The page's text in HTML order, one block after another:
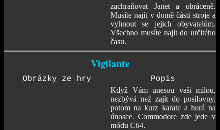
zachraňovat Janet a obráceně.
Musíte najít v domě části stroje a
vyhnout se jejich obyvatelům.
Všechno musíte najít do určitého
času.
Vigilante
Obrázky ze hry Popis
Když Vám unesou vaši milou,
nezbývá než zajít do posilovny,
potom na kurz karate a hurá na
únosce. Commodore zde jede v
módu C64.